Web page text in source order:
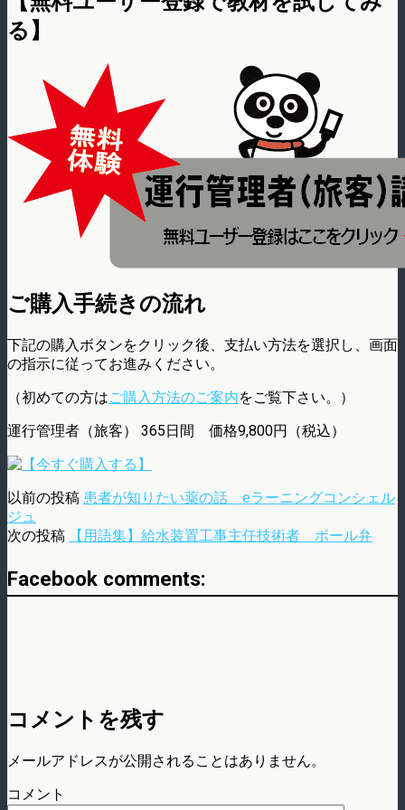
る】
ご購入手続きの流れ
下記の購入ボタンをクリック後、支払い方法を選択し、画面
の指示に従ってお進みください。
（初めての方はご購入方法のご案内をご覧下さい。）
運行管理者（旅客） 365日間 価格9,800円（税込）
以前の投稿 患者が知りたい薬の話 eラーニングコンシェル
ジュ
次の投稿
【用語集】給水装置工事主任技術者 ボール弁
Facebook comments:
コメントを残す
メールアドレスが公開されることはありません。
コメント